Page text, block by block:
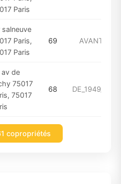
Paris
salneuve
Paris,
Paris
69
av de
75017
75017
68
copropriétés